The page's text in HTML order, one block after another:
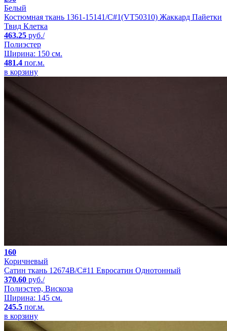
Белый
Костюмная ткань 1361-15141/C#1(VT50310) Жаккард Пайетки
Твид Клетка
463.25 руб./
Полиэстер
Ширина: 150 см.
481.4 пог.м.
в корзину
160
Коричневый
Сатин ткань 12674B/C#11 Евросатин Однотонный
370.60 руб./
Полиэстер, Вискоза
Ширина: 145 см.
245.5 пог.м.
в корзину